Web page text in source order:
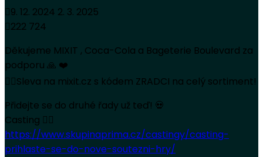
9. 12. 2024 2. 3. 2025
222 724
Děkujeme MIXIT , Coca-Cola a Bageterie Boulevard za
podporu 🙏 ❤️
👉🏻Sleva na mixit.cz s kódem ZRADCI na celý sortiment!
Přidejte se do druhé řady už teď! 💀
Casting 👉🏻
https://www.skupinaprima.cz/castingy/casting-
prihlaste-se-do-nove-soutezni-hry/